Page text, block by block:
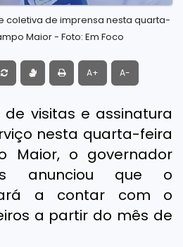
coletiva de imprensa nesta quarta-
Maior - Foto: Em Foco
A+ A-
visitas e assinatura
nesta quarta-feira
Maior, o governador
anunciou que o
a contar com o
a partir do mês de